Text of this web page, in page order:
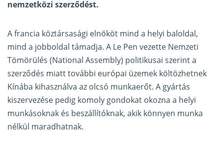
nemzetközi szerződést.
A francia köztársasági elnököt mind a helyi baloldal,
mind a jobboldal támadja. A Le Pen vezette Nemzeti
Tömörülés (National Assembly) politikusai szerint a
szerződés miatt további európai üzemek költözhetnek
Kínába kihasználva az olcsó munkaerőt. A gyártás
kiszervezése pedig komoly gondokat okozna a helyi
munkásoknak és beszállítóknak, akik könnyen munka
nélkül maradhatnak.